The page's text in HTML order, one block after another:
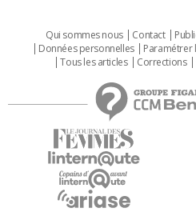
Qui sommes nous Contact
Données personnelles
Paramétrer
Tous les articles
Corrections